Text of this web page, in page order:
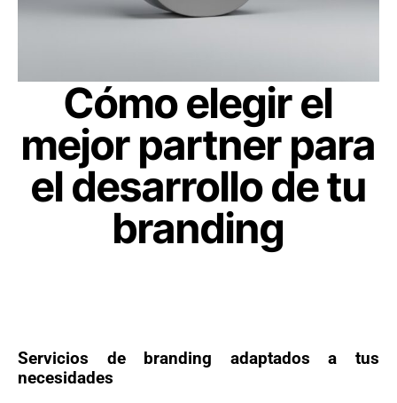
Cómo elegir el
mejor partner para
el desarrollo de tu
branding
Servicios de branding adaptados a tus
necesidades